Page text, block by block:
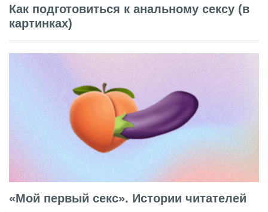
Как подготовиться к анальному сексу (в
картинках)
«Мой первый секс». Истории читателей